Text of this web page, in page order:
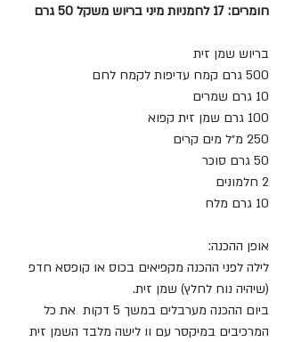
חומרים: 17 לחמניות מיני בריוש משקל 50 גרם
בריוש שמן זית
500 גרם קמח עדיפות לקמח לחם
10 גרם שמרים
100 גרם שמן זית קפוא
250 מ״ל מים קרים
50 גרם סוכר
2 חלמונים
10 גרם מלח
אופן ההכנה:
לילה לפני ההכנה מקפיאים בכוס או קופסא חדפ
(שיהיה נוח לחלץ) שמן זית.
ביום ההכנה מערבלים במשך 5 דקות  את כל
המרכיבים במיקסר עם וו לישה מלבד השמן זית